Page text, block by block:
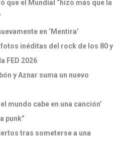
que el Mundial “hizo más que la
en ‘Mentira’
inéditas del rock de los 80 y
FED 2026
y Aznar suma un nuevo
mundo cabe en una canción’
punk”
tras someterse a una